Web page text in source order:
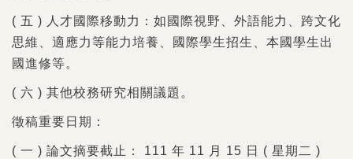
( 五 ) 人才國際移動力：如國際視野、外語能力、跨文化
思維、適應力等能力培養、國際學生招生、本國學生出
國進修等。
( 六 ) 其他校務研究相關議題。
徵稿重要日期：
( 一 ) 論文摘要截止： 111 年 11 月 15 日 ( 星期二 )